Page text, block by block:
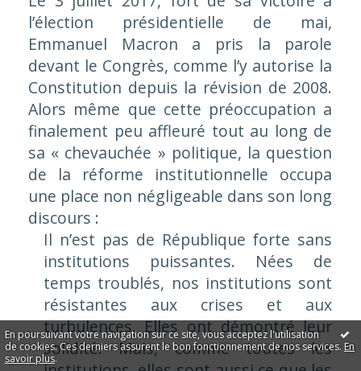
En poursuivant votre navigation sur ce site, vous acceptez l'utilisation
de cookies. Ces derniers assurent le bon fonctionnement de nos services. En
savoir plus.
l’élection présidentielle de mai,
Emmanuel Macron a pris la parole
devant le Congrès, comme l’y autorise la
Constitution depuis la révision de 2008.
Alors même que cette préoccupation a
finalement peu affleuré tout au long de
sa « chevauchée » politique, la question
de la réforme institutionnelle occupa
une place non négligeable dans son long
discours :
Il n’est pas de République forte sans
institutions puissantes. Nées de
temps troublés, nos institutions sont
résistantes aux crises et aux
turbulences. Elles ont démontré leur
solidité. Mais, comme toutes les